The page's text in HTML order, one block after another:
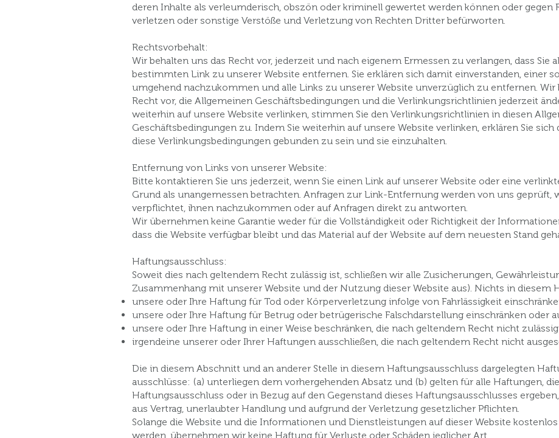
deren Inhalte als verleumderisch, obszön oder kriminell gewertet werden können oder gegen
verletzen oder sonstige Verstöße und Verletzung von Rechten Dritter befürworten.
Rechtsvorbehalt:
Wir behalten uns das Recht vor, jederzeit und nach eigenem Ermessen zu verlangen, dass Sie
bestimmten Link zu unserer Website entfernen. Sie erklären sich damit einverstanden, einer
umgehend nachzukommen und alle Links zu unserer Website unverzüglich zu entfernen. Wir
Recht vor, die Allgemeinen Geschäftsbedingungen und die Verlinkungsrichtlinien jederzeit
weiterhin auf unsere Website verlinken, stimmen Sie den Verlinkungsrichtlinien in diesen
Geschäftsbedingungen zu. Indem Sie weiterhin auf unsere Website verlinken, erklären Sie
diese Verlinkungsbedingungen gebunden zu sein und sie einzuhalten.
Entfernung von Links von unserer Website:
Bitte kontaktieren Sie uns jederzeit, wenn Sie einen Link auf unserer Website oder eine
Grund als unangemessen betrachten. Anfragen zur Link-Entfernung werden von uns geprüft,
verpflichtet, ihnen nachzukommen oder auf Anfragen direkt zu antworten.
Wir übernehmen keine Garantie weder für die Vollständigkeit oder Richtigkeit der
dass die Website verfügbar bleibt und das Material auf der Website auf dem neuesten Stand
Haftungsausschluss:
Soweit dies nach geltendem Recht zulässig ist, schließen wir alle Zusicherungen,
Zusammenhang mit unserer Website und der Nutzung dieser Website aus). Nichts in diesem
unsere oder Ihre Haftung für Tod oder Körperverletzung infolge von Fahrlässigkeit
unsere oder Ihre Haftung für Betrug oder betrügerische Falschdarstellung einschränken oder
unsere oder Ihre Haftung in einer Weise beschränken, die nach geltendem Recht nicht
irgendeine unserer oder Ihrer Haftungen ausschließen, die nach geltendem Recht nicht
Die in diesem Abschnitt und an anderer Stelle in diesem Haftungsausschluss dargelegten
ausschlüsse: (a) unterliegen dem vorhergehenden Absatz und (b) gelten für alle Haftungen,
Haftungsausschluss oder in Bezug auf den Gegenstand dieses Haftungsausschlusses
aus Vertrag, unerlaubter Handlung und aufgrund der Verletzung gesetzlicher Pflichten.
Solange die Website und die Informationen und Dienstleistungen auf dieser Website
werden, übernehmen wir keine Haftung für Verluste oder Schäden jeglicher Art.